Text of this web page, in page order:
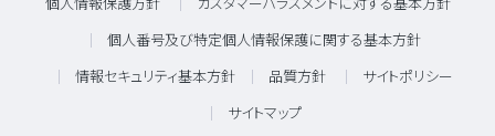
個人番号及び特定個人情報保護に関する基本方針
情報セキュリティ基本方針 品質方針 サイトポリシー
サイトマップ